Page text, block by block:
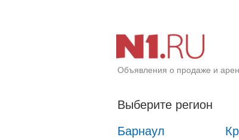
Объявления о продаже и
Выберите регион
Барнаул